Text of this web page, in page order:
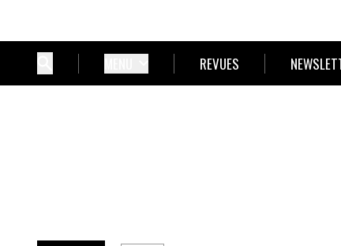
REVUES